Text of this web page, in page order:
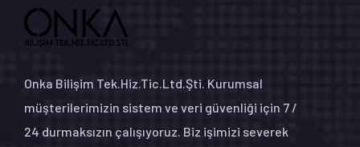
Onka Bilişim Tek.Hiz.Tic.Ltd.Şti. Kurumsal
müşterilerimizin sistem ve veri güvenliği için 7 /
24 durmaksızın çalışıyoruz. Biz işimizi severek